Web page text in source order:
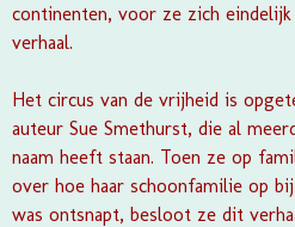
continenten, voor ze zich
verhaal.
Het circus van de vrijheid is
auteur Sue Smethurst, die al
naam heeft staan. Toen ze op
over hoe haar schoonfamilie op
was ontsnapt, besloot ze dit